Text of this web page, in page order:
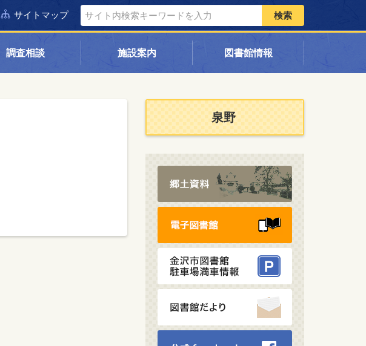
サイトマップ 検索
調査相談 施設案内 図書館情報
泉野